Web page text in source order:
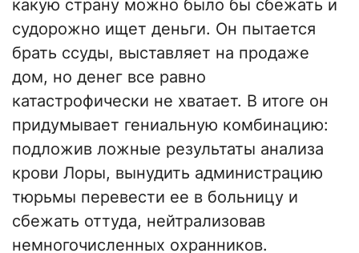
какую страну можно было бы сбежать и
судорожно ищет деньги. Он пытается
брать ссуды, выставляет на продаже
дом, но денег все равно
катастрофически не хватает. В итоге он
придумывает гениальную комбинацию:
подложив ложные результаты анализа
крови Лоры, вынудить администрацию
тюрьмы перевести ее в больницу и
сбежать оттуда, нейтрализовав
немногочисленных охранников.